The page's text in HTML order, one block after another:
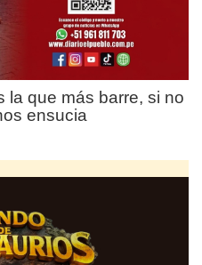
la que más barre, si no
ensucia